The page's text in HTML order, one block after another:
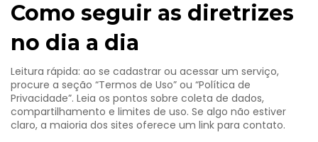
Como seguir as diretrizes
no dia a dia
Leitura rápida: ao se cadastrar ou acessar um serviço,
procure a seção “Termos de Uso” ou “Política de
Privacidade”. Leia os pontos sobre coleta de dados,
compartilhamento e limites de uso. Se algo não estiver
claro, a maioria dos sites oferece um link para contato.